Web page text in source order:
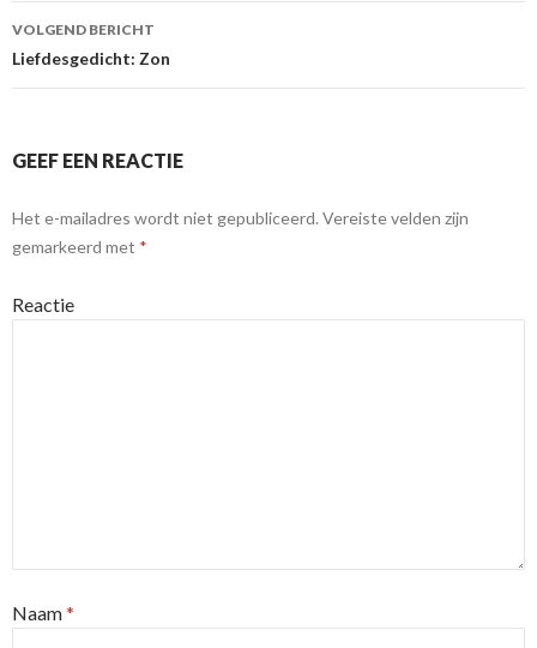
VOLGEND BERICHT
Liefdesgedicht: Zon
GEEF EEN REACTIE
Het e-mailadres wordt niet gepubliceerd. Vereiste velden zijn
gemarkeerd met *
Reactie
Naam*